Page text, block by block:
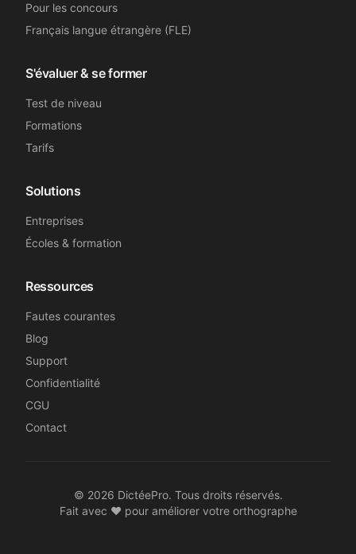
Pour les concours
Français langue étrangère (FLE)
S'évaluer & se former
Test de niveau
Formations
Tarifs
Solutions
Entreprises
Écoles & formation
Ressources
Fautes courantes
Blog
Support
Confidentialité
CGU
Contact
© 2026 DictéePro. Tous droits réservés.
Fait avec ❤️ pour améliorer votre orthographe